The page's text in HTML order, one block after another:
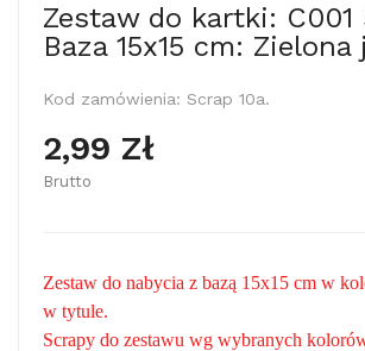
Zestaw do kartki: C001
Baza 15x15 cm: Zielona
Kod zamówienia: Scrap 10a.
2,99 Zł
Brutto
Zestaw do nabycia z bazą 15x15 cm w
w tytule.
Scrapy do zestawu wg wybranych